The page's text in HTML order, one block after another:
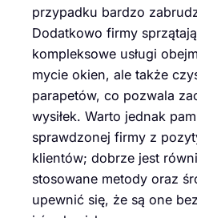
przypadku bardzo
Dodatkowo firmy
kompleksowe usługi
mycie okien, ale także
parapetów, co pozwala
wysiłek. Warto jednak
sprawdzonej firmy z
klientów; dobrze jest
stosowane metody oraz
upewnić się, że są one